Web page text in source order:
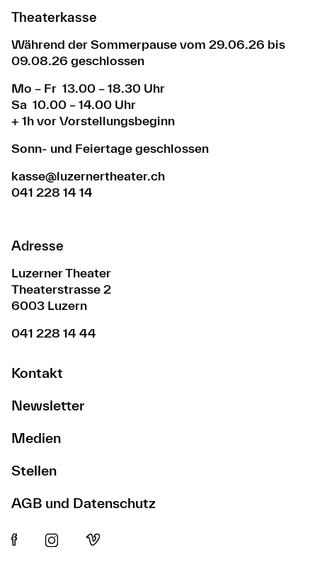
Theaterkasse
Während der Sommerpause vom 29.06.26 bis
09.08.26 geschlossen
Mo – Fr 13.00 – 18.30 Uhr
Sa 10.00 – 14.00 Uhr
+ 1h vor Vorstellungsbeginn
Sonn- und Feiertage geschlossen
kasse@luzernertheater.ch
041 228 14 14
Adresse
Luzerner Theater
Theaterstrasse 2
6003 Luzern
041 228 14 44
Kontakt
Newsletter
Medien
Stellen
AGB und Datenschutz